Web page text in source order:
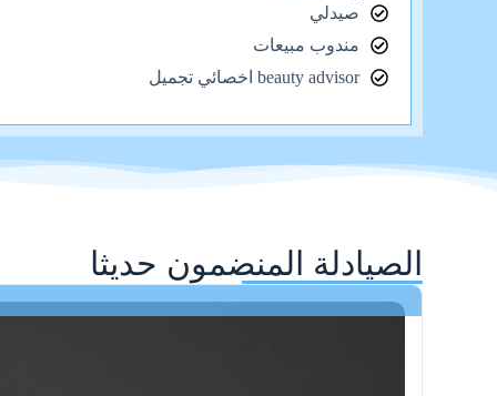
صيدلي
مندوب مبيعات
beauty advisor اخصائي تجميل
الصيادلة المنضمون حديثا